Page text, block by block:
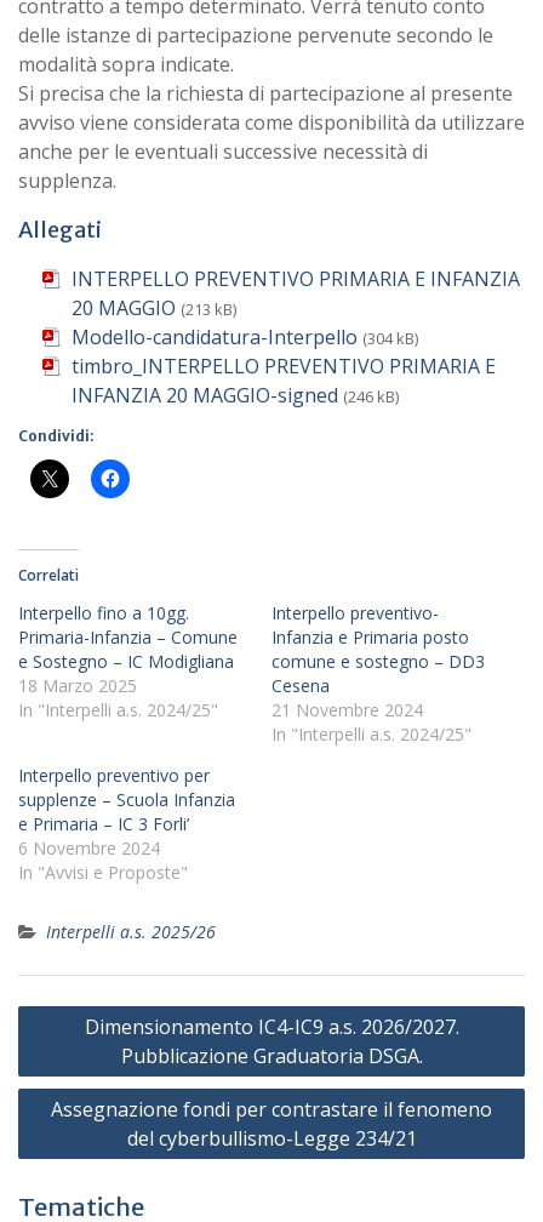
contratto a tempo determinato. Verrà tenuto conto
delle istanze di partecipazione pervenute secondo le
modalità sopra indicate.
Si precisa che la richiesta di partecipazione al presente
avviso viene considerata come disponibilità da utilizzare
anche per le eventuali successive necessità di
supplenza.
Allegati
INTERPELLO PREVENTIVO PRIMARIA E INFANZIA
20 MAGGIO (213 kB)
Modello-candidatura-Interpello (304 kB)
timbro_INTERPELLO PREVENTIVO PRIMARIA E
INFANZIA 20 MAGGIO-signed (246 kB)
Condividi:
Correlati
Interpello fino a 10gg.
Primaria-Infanzia – Comune
e Sostegno – IC Modigliana
18 Marzo 2025
In "Interpelli a.s. 2024/25"
Interpello preventivo-
Infanzia e Primaria posto
comune e sostegno – DD3
Cesena
21 Novembre 2024
In "Interpelli a.s. 2024/25"
Interpello preventivo per
supplenze – Scuola Infanzia
e Primaria – IC 3 Forli’
6 Novembre 2024
In "Avvisi e Proposte"
Interpelli a.s. 2025/26
Navigazione
Dimensionamento IC4-IC9 a.s. 2026/2027.
Pubblicazione Graduatoria DSGA.
Assegnazione fondi per contrastare il fenomeno
del cyberbullismo-Legge 234/21
Tematiche